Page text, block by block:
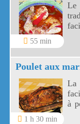
55 min
Le
Poulet aux
1 h 30 min
La
à